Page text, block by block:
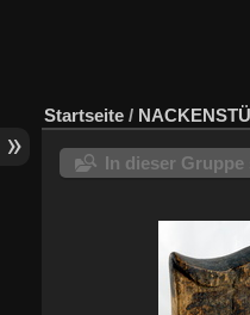
Startseite /
In dieser Gruppe